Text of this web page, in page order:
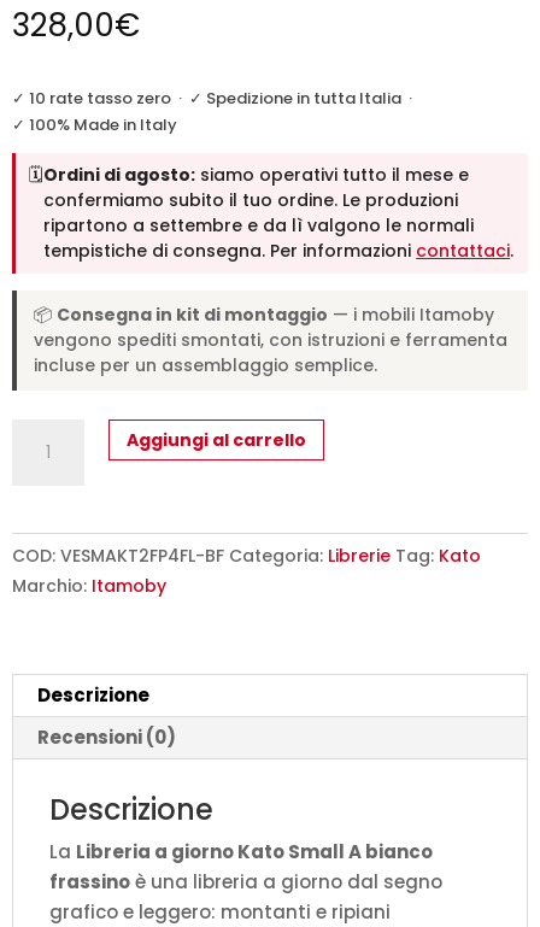
328,00€
✓ 10 rate tasso zero · ✓ Spedizione in tutta Italia ·
✓ 100% Made in Italy
🗓️Ordini di agosto: siamo operativi tutto il mese e
confermiamo subito il tuo ordine. Le produzioni
ripartono a settembre e da lì valgono le normali
tempistiche di consegna. Per informazioni contattaci.
📦 Consegna in kit di montaggio — i mobili Itamoby
vengono spediti smontati, con istruzioni e ferramenta
incluse per un assemblaggio semplice.
Small
A
L.120
P.36
H.204
cm
quantità
Aggiungi al carrello
COD: VESMAKT2FP4FL-BF Categoria: Librerie Tag: Kato
Marchio: Itamoby
Descrizione
Recensioni (0)
Descrizione
La Libreria a giorno Kato Small A bianco
frassinoè una libreria a giorno dal segno
grafico e leggero: montanti e ripiani